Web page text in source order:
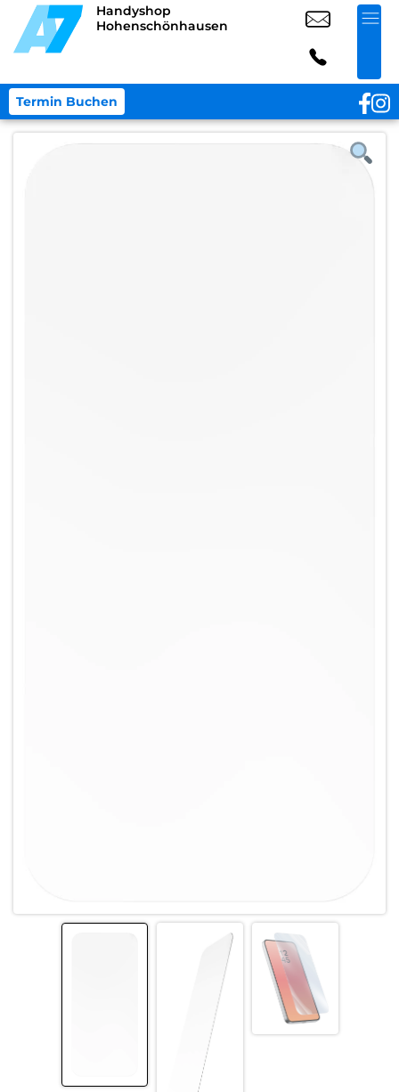
Handyshop
Hohenschönhausen
Termin Buchen